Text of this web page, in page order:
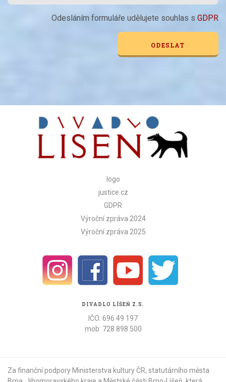
Odesláním formuláře udělujete souhlas s GDPR
logo
justice.cz
GDPR
Výroční zpráva 2024
Výroční zpráva 2025
DIVADLO LÍŠEŇ Z.S.
IČO: 696 49 197
mob: 728 898 500
Za finanční podpory Ministerstva kultury ČR, statutárního města